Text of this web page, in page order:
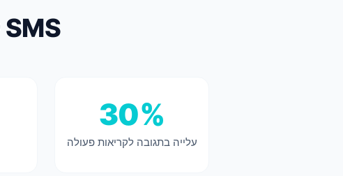
SMS לעמותות - המספרים מדברים
30%
עלייה בתגובה לקריאות פעולה